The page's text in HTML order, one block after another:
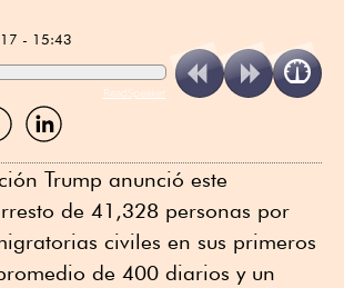
- 15:43
ReadSpeaker
Compartir
por
Trump anunció este
de 41,328 personas por
civiles en sus primeros
de 400 diarios y un